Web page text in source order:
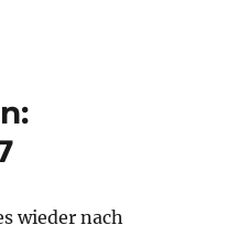
wieder nach